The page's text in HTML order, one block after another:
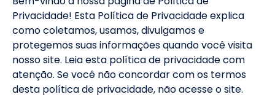
Privacidade! Esta Política de Privacidade explica
como coletamos, usamos, divulgamos e
protegemos suas informações quando você visita
nosso site. Leia esta política de privacidade com
atenção. Se você não concordar com os termos
desta política de privacidade, não acesse o site.